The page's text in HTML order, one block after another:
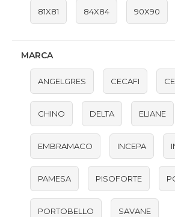
81X81 84X84 90X90
MARCA
ANGELGRES CECAFI
CHINO DELTA ELIANE
EMBRAMACO INCEPA
PAMESA PISOFORTE
PORTOBELLO SAVANE